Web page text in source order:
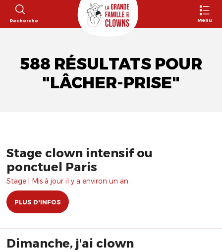
Recherche Menu
588 RÉSULTATS POUR
"LÂCHER-PRISE"
Stage clown intensif ou
ponctuel Paris
Stage | Mis à jour il y a environ un an.
PLUS D'INFOS
Dimanche, j'ai clown